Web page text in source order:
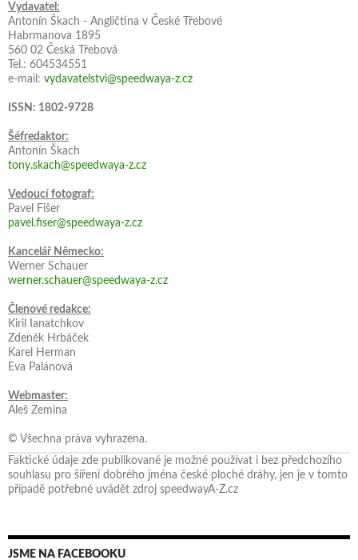
Vydavatel:
Antonín Škach - Angličtina v České Třebové
Habrmanova 1895
560 02 Česká Třebová
Tel.: 604534551
e-mail: vydavatelstvi@speedwaya-z.cz
ISSN: 1802-9728
Šéfredaktor:
Antonín Škach
tony.skach@speedwaya-z.cz
Vedoucí fotograf:
Pavel Fišer
pavel.fiser@speedwaya-z.cz
Kancelář Německo:
Werner Schauer
werner.schauer@speedwaya-z.cz
Členové redakce:
Kiril Ianatchkov
Zdeněk Hrbáček
Karel Herman
Eva Palánová
Webmaster:
Aleš Zemina
© Všechna práva vyhrazena.
Faktické údaje zde publikované je možné používat i bez předchozího
souhlasu pro šíření dobrého jména české ploché dráhy, jen je v tomto
případě potřebné uvádět zdroj speedwayA-Z.cz
JSME NA FACEBOOKU